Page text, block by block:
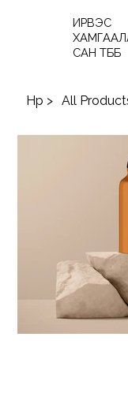
ИРВЭС
САН ТББ
Нүүр > All